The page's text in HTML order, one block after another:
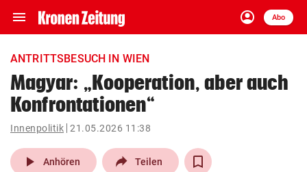
menu Navigation
ein-/ausklappen
account_circle
Anmelden
Abo
close Schließen
account_circle Anmelden
pin_drop
Wien arrow_right
ANTRITTSBESUCH IN WIEN
Magyar: „Kooperation, aber auch
Konfrontationen“
Innenpolitik 21.05.2026 11:38
play_arrow Anhören Teilen